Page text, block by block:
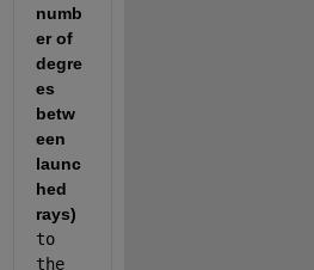
numb
er of
degre
es
betw
een
launc
hed
to
the